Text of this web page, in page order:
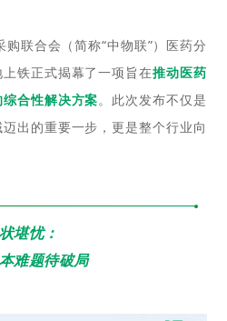
联合会（简称“中物联”）医药分
铁正式揭幕了一项旨在推动医药
合性解决方案。此次发布不仅是
出的重要一步，更是整个行业向
堪忧：
难题待破局